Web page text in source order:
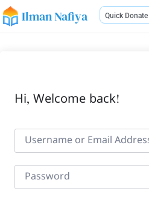
Ilman Nafiya Quick Donate
Hi, Welcome back!